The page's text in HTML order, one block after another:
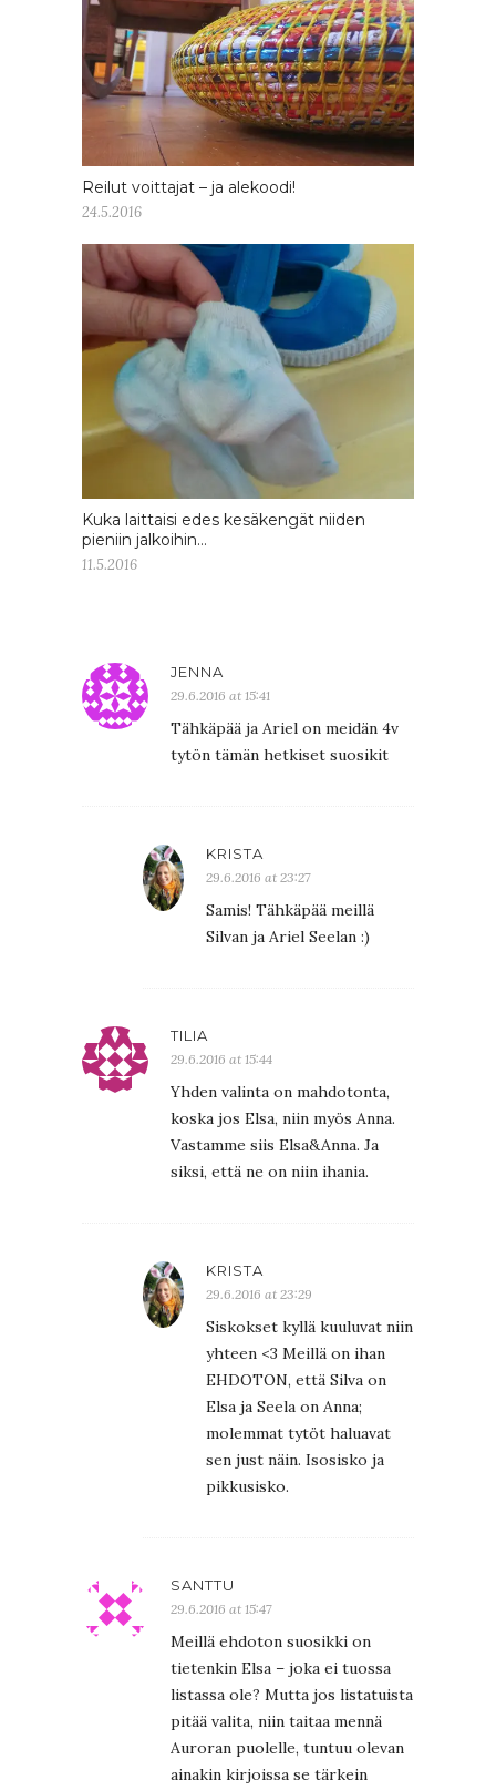
Reilut voittajat – ja alekoodi!
24.5.2016
Kuka laittaisi edes kesäkengät niiden
pieniin jalkoihin…
11.5.2016
JENNA
29.6.2016 at 15:41
Tähkäpää ja Ariel on meidän 4v
tytön tämän hetkiset suosikit
KRISTA
29.6.2016 at 23:27
Samis! Tähkäpää meillä
Silvan ja Ariel Seelan :)
TILIA
29.6.2016 at 15:44
Yhden valinta on mahdotonta,
koska jos Elsa, niin myös Anna.
Vastamme siis Elsa&Anna. Ja
siksi, että ne on niin ihania.
KRISTA
29.6.2016 at 23:29
Siskokset kyllä kuuluvat niin
yhteen <3 Meillä on ihan
EHDOTON, että Silva on
Elsa ja Seela on Anna;
molemmat tytöt haluavat
sen just näin. Isosisko ja
pikkusisko.
SANTTU
29.6.2016 at 15:47
Meillä ehdoton suosikki on
tietenkin Elsa – joka ei tuossa
listassa ole? Mutta jos listatuista
pitää valita, niin taitaa mennä
Auroran puolelle, tuntuu olevan
ainakin kirjoissa se tärkein